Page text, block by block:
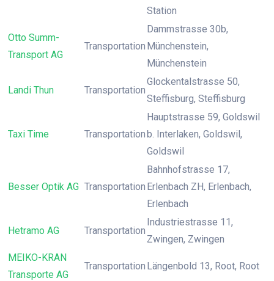
Station
Otto Summ-
Transport AG
Transportation
Dammstrasse 30b,
Münchenstein,
Münchenstein
Landi Thun Transportation
Glockentalstrasse 50,
Steffisburg, Steffisburg
Taxi Time Transportation
Hauptstrasse 59, Goldswil
b. Interlaken, Goldswil,
Goldswil
Besser Optik AG Transportation
Bahnhofstrasse 17,
Erlenbach ZH, Erlenbach,
Erlenbach
Hetramo AG Transportation
Industriestrasse 11,
Zwingen, Zwingen
MEIKO-KRAN
Transporte AG
Transportation Längenbold 13, Root, Root